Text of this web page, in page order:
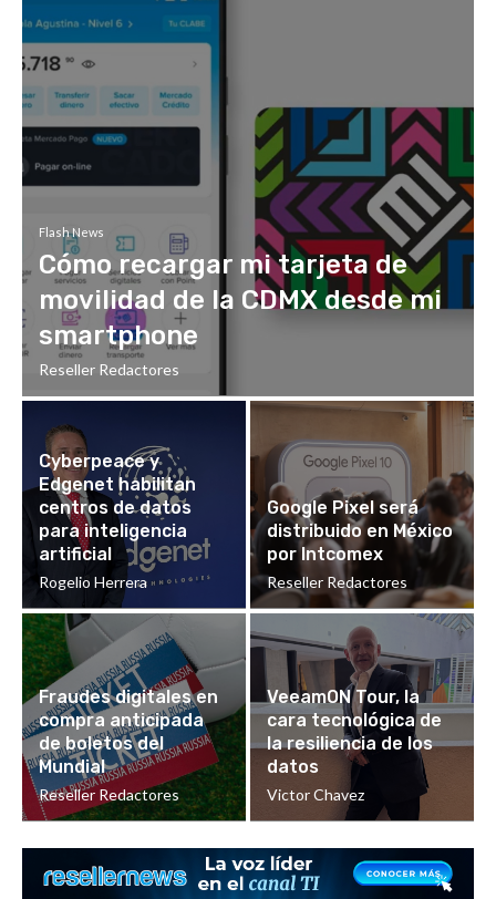
Flash News
Cómo recargar mi tarjeta de
movilidad de la CDMX desde mi
smartphone
Reseller Redactores
Cyberpeace y
Edgenet habilitan
centros de datos
para inteligencia
artificial
Rogelio Herrera
Google Pixel será
distribuido en México
por Intcomex
Reseller Redactores
Fraudes digitales en
compra anticipada
de boletos del
Mundial
Reseller Redactores
VeeamON Tour, la
cara tecnológica de
la resiliencia de los
datos
Victor Chavez